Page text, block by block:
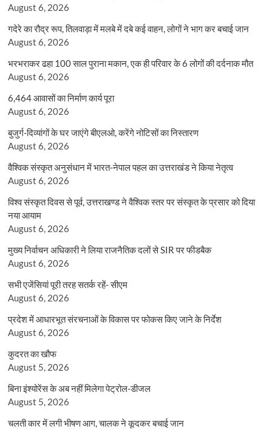
August 6, 2026
गदेरे का रौद्र रूप, तिलवाड़ा में मलबे में दबे कई वाहन, लोगों ने भाग कर बचाई जान
August 6, 2026
भरभराकर ढहा 100 साल पुराना मकान, एक ही परिवार के 6 लोगों की दर्दनाक मौत
August 6, 2026
6,464 आवासों का निर्माण कार्य पूरा
August 6, 2026
बुजुर्ग-दिव्यांगों के घर जाएंगे बीएलओ, करेंगे नोटिसों का निस्तारण
August 6, 2026
वैश्विक संस्कृत अनुसंधान में भारत-नेपाल पहल का उत्तराखंड ने किया नेतृत्व
August 6, 2026
विश्व संस्कृत दिवस से पूर्व, उत्तराखण्ड ने वैश्विक स्तर पर संस्कृत के प्रसार को दिया
नया आयाम
August 6, 2026
मुख्य निर्वाचन अधिकारी ने लिया राजनैतिक दलों से SIR पर फीडबैक
August 6, 2026
सभी एजेंसियां पूरी तरह सतर्क रहें- सीएम
August 6, 2026
प्रदेश में आधारभूत संरचनाओं के विकास पर फोकस किए जाने के निर्देश
August 6, 2026
कुदरत का खौफ
August 5, 2026
बिना इंश्योरेंस के अब नहीं मिलेगा पेट्रोल-डीजल
August 5, 2026
चलती कार में लगी भीषण आग, चालक ने कूदकर बचाई जान